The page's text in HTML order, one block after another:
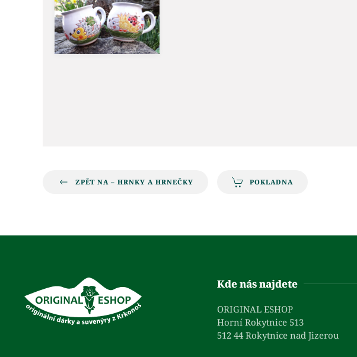
ZPĚT NA – HRNKY A HRNEČKY POKLADNA
Kde nás najdete
ORIGINAL ESHOP
Horní Rokytnice 513
512 44 Rokytnice nad Jizerou